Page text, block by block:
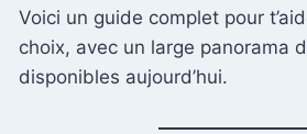
Voici un guide complet pour
choix, avec un large panorama
disponibles aujourd’hui.